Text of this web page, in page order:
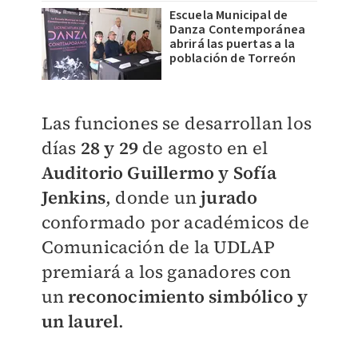
Escuela Municipal de
Danza Contemporánea
abrirá las puertas a la
población de Torreón
Las funciones se desarrollan los
días 28 y 29 de agosto en el
Auditorio Guillermo y Sofía
Jenkins, donde unjurado
conformado por académicos de
Comunicación de la UDLAP
premiará a los ganadores con
unreconocimiento simbólico y
un laurel.